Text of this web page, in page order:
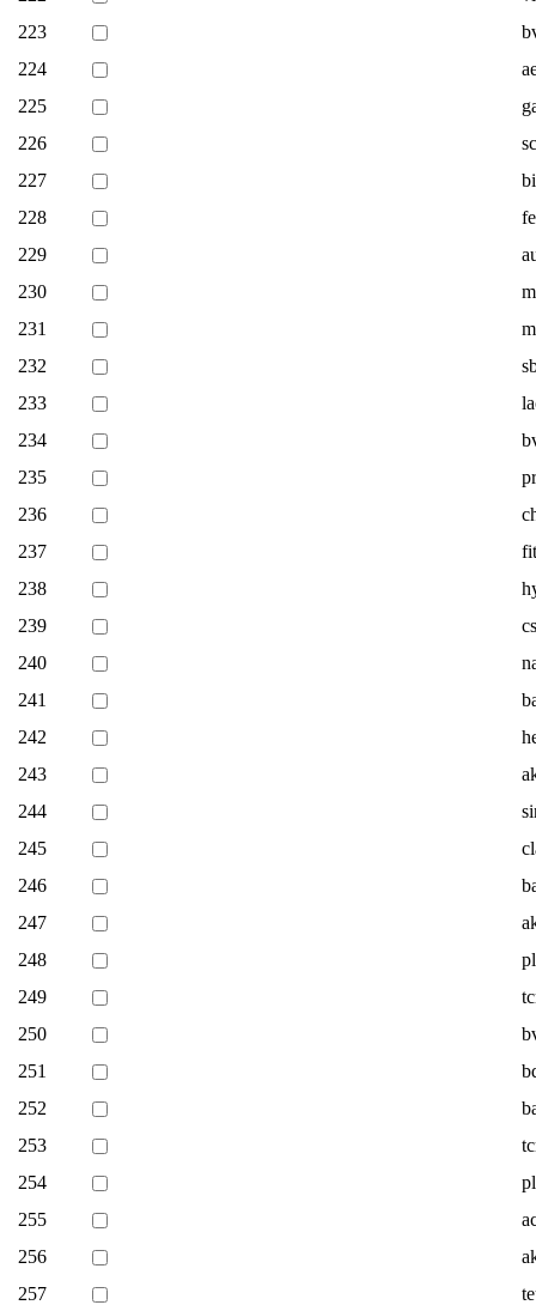
223
224
225
226
227
228
229
230
231
232
233
234
235
236
237
238
239
240
241
242
243
244
245
246
247
248
249
250
251
252
253
254
255
256
257